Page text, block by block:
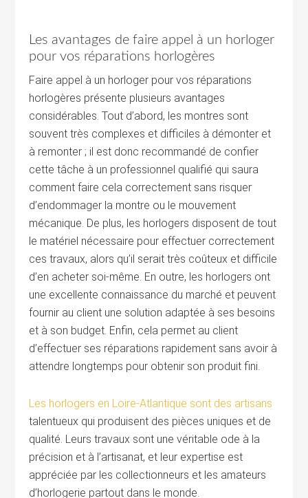
Les avantages de faire appel à un horloger
pour vos réparations horlogères
Faire appel à un horloger pour vos réparations
horlogères présente plusieurs avantages
considérables. Tout d’abord, les montres sont
souvent très complexes et difficiles à démonter et
à remonter ; il est donc recommandé de confier
cette tâche à un professionnel qualifié qui saura
comment faire cela correctement sans risquer
d’endommager la montre ou le mouvement
mécanique. De plus, les horlogers disposent de tout
le matériel nécessaire pour effectuer correctement
ces travaux, alors qu’il serait très coûteux et difficile
d’en acheter soi-même. En outre, les horlogers ont
une excellente connaissance du marché et peuvent
fournir au client une solution adaptée à ses besoins
et à son budget. Enfin, cela permet au client
d’effectuer ses réparations rapidement sans avoir à
attendre longtemps pour obtenir son produit fini.
Les horlogers en Loire-Atlantique sont des artisans
talentueux qui produisent des pièces uniques et de
qualité. Leurs travaux sont une véritable ode à la
précision et à l’artisanat, et leur expertise est
appréciée par les collectionneurs et les amateurs
d’horlogerie partout dans le monde.